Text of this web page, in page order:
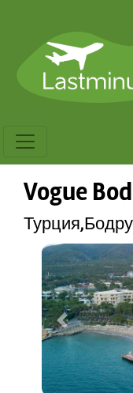
Vogue
Previous